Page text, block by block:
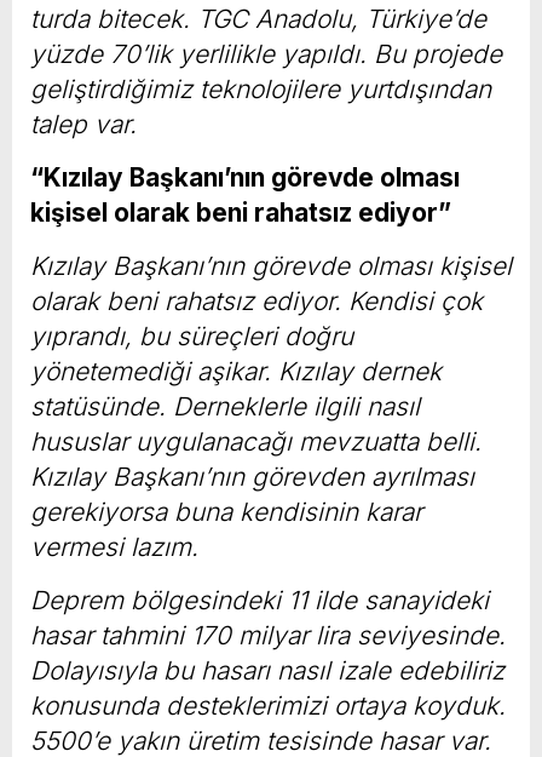
turda bitecek. TGC Anadolu, Türkiye’de
yüzde 70’lik yerlilikle yapıldı. Bu projede
geliştirdiğimiz teknolojilere yurtdışından
talep var.
“Kızılay Başkanı’nın görevde olması
kişisel olarak beni rahatsız ediyor”
Kızılay Başkanı’nın görevde olması kişisel
olarak beni rahatsız ediyor. Kendisi çok
yıprandı, bu süreçleri doğru
yönetemediği aşikar. Kızılay dernek
statüsünde. Derneklerle ilgili nasıl
hususlar uygulanacağı mevzuatta belli.
Kızılay Başkanı’nın görevden ayrılması
gerekiyorsa buna kendisinin karar
vermesi lazım.
Deprem bölgesindeki 11 ilde sanayideki
hasar tahmini 170 milyar lira seviyesinde.
Dolayısıyla bu hasarı nasıl izale edebiliriz
konusunda desteklerimizi ortaya koyduk.
5500’e yakın üretim tesisinde hasar var.